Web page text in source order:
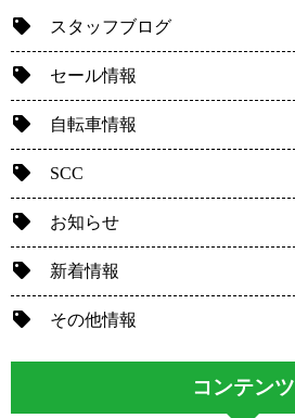
スタッフブログ
セール情報
自転車情報
SCC
お知らせ
新着情報
その他情報
コンテンツ